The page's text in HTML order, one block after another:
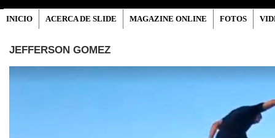
INICIO ACERCA DE SLIDE MAGAZINE ONLINE FOTOS
JEFFERSON GOMEZ